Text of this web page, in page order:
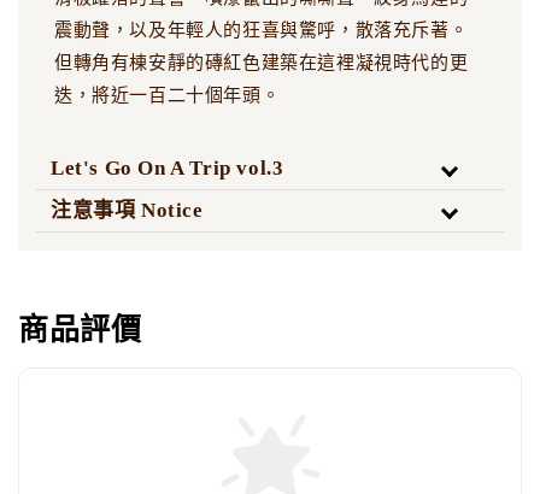
震動聲，以及年輕人的狂喜與驚呼，散落充斥著。
但轉角有棟安靜的磚紅色建築在這裡凝視時代的更
迭，將近一百二十個年頭。
Let's Go On A Trip vol.3
注意事項 Notice
商品評價